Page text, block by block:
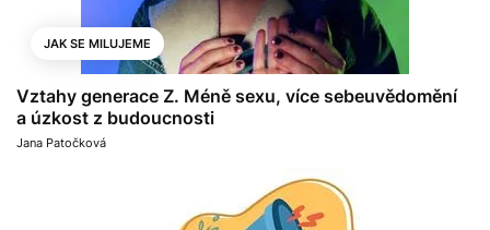
JAK SE MILUJEME
Vztahy generace Z. Méně sexu, více sebeuvědomění
a úzkost z budoucnosti
Jana Patočková